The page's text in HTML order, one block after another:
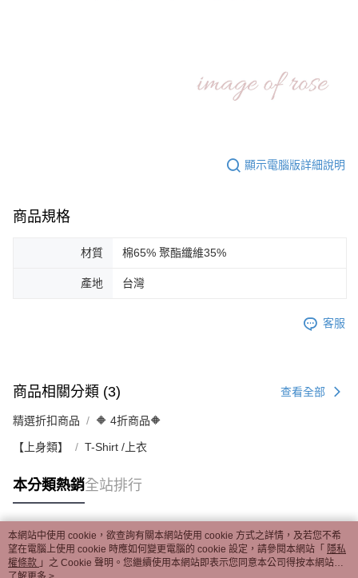
顯示電腦版詳細說明
商品規格
材質 棉65% 聚酯纖維35%
產地 台灣
客服
商品相關分類 (3) 查看全部
精選折扣商品 🔶 4折商品🔶
【上身類】 T-Shirt /上衣
本分類熱銷全站排行
熱門標籤
本網站中使用 cookie，欲查詢有關本網站使用 cookie 方式之詳情，及若您不希
望在電腦上使用 cookie 時應如何變更電腦的 cookie 設定，請參閱本網站「 隱私
權條款 」之 Cookie 聲明。您繼續使用本網站即表示您同意本公司得按本網站使